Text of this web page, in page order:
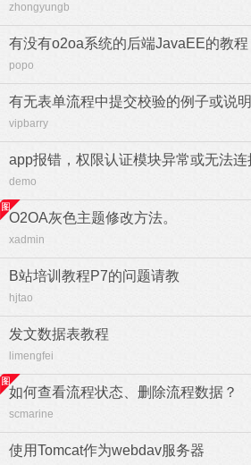
zhongyungb
有没有o2oa系统的后端JavaEE的教程
popo
有无表单流程中提交校验的例子或说
vipbarry
app报错，权限认证模块异常或无法
demo
O2OA灰色主题修改方法。
xadmin
B站培训教程P7的问题请教
hjtao
发文数据表教程
limengfei
如何查看流程状态、删除流程数据？
scmarine
使用Tomcat作为webdav服务器